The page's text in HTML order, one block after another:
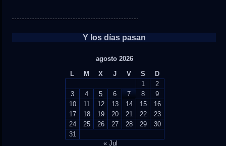
Y los días pasan
agosto 2026
L
M X J V S
D
1
2
3
4 5 6 7 8
9
10
11 12 13 14 15
16
17
18 19 20 21 22
23
24
25 26 27 28 29
30
31
« Jul